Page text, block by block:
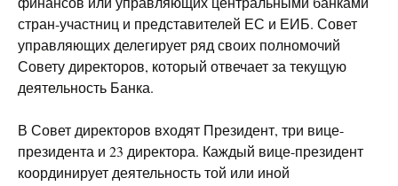
стран-участниц и представителей ЕС и ЕИБ. Совет
управляющих делегирует ряд своих полномочий
Совету директоров, который отвечает за текущую
деятельность Банка.
В Совет директоров входят Президент, три вице-
президента и 23 директора. Каждый вице-президент
координирует деятельность той или иной